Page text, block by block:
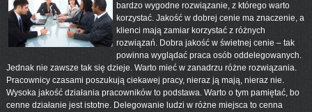
bardzo wygodne rozwiązanie, z którego warto
korzystać. Jakość w dobrej cenie ma znaczenie, a
klienci mają zamiar korzystać z różnych
rozwiązań. Dobra jakość w świetnej cenie – tak
powinna wyglądać praca osób oddelegowanych.
Jednak nie zawsze tak się dzieje. Warto mieć w zanadrzu różne rozwiązania.
Pracownicy czasami poszukują ciekawej pracy, nieraz ją mają, nieraz nie.
Wysoka jakość działania pracowników to podstawa. Warto o tym pamiętać, bo
cenne działanie jest istotne. Delegowanie ludzi w różne miejsca to cenna